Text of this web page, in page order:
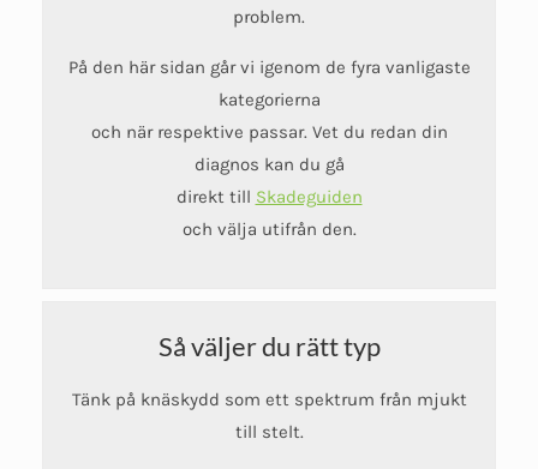
problem.
På den här sidan går vi igenom de fyra vanligaste
kategorierna
och när respektive passar. Vet du redan din
diagnos kan du gå
direkt till Skadeguiden
och välja utifrån den.
Så väljer du rätt typ
Tänk på knäskydd som ett spektrum från mjukt
till stelt.